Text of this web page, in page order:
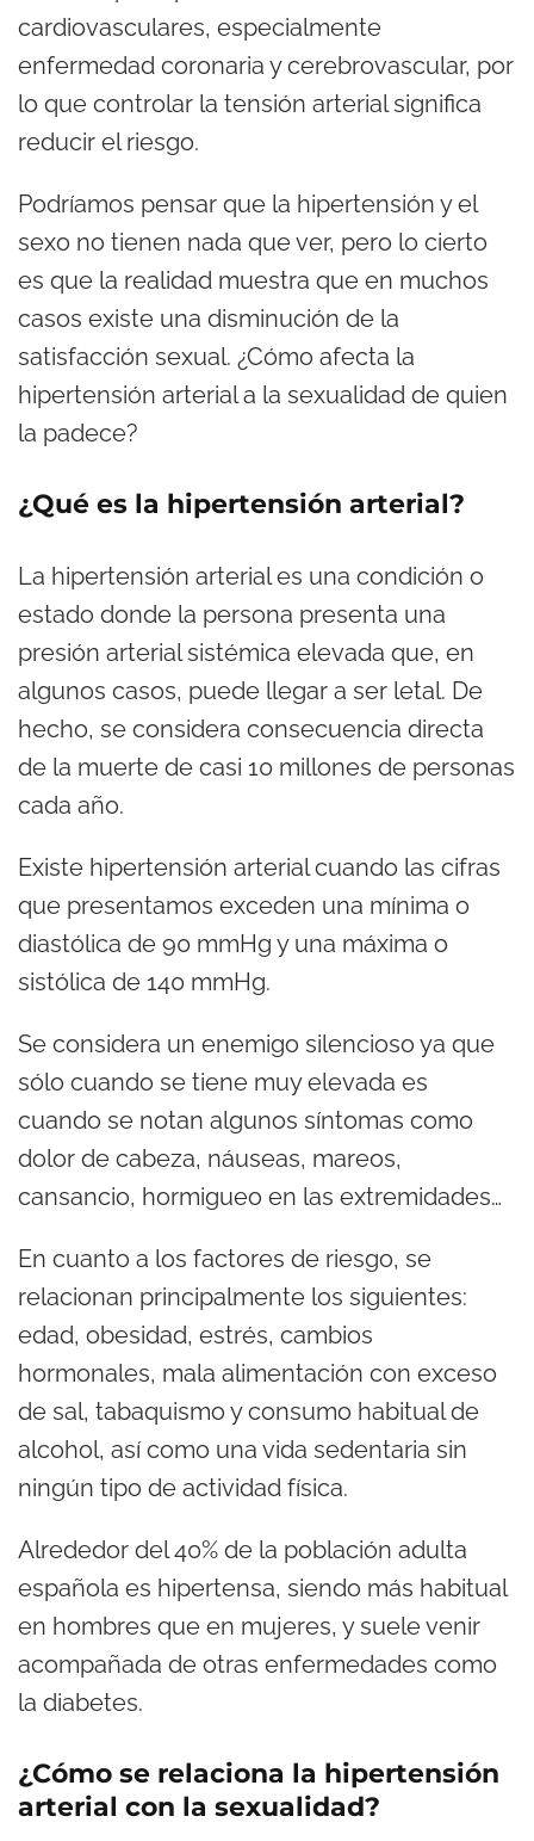
cardiovasculares, especialmente
enfermedad coronaria y cerebrovascular, por
lo que controlar la tensión arterial significa
reducir el riesgo.
Podríamos pensar que la hipertensión y el
sexo no tienen nada que ver, pero lo cierto
es que la realidad muestra que en muchos
casos existe una disminución de la
satisfacción sexual. ¿Cómo afecta la
hipertensión arterial a la sexualidad de quien
la padece?
¿Qué es la hipertensión arterial?
La hipertensión arterial es una condición o
estado donde la persona presenta una
presión arterial sistémica elevada que, en
algunos casos, puede llegar a ser letal. De
hecho, se considera consecuencia directa
de la muerte de casi 10 millones de personas
cada año.
Existe hipertensión arterial cuando las cifras
que presentamos exceden una mínima o
diastólica de 90 mmHg y una máxima o
sistólica de 140 mmHg.
Se considera un enemigo silencioso ya que
sólo cuando se tiene muy elevada es
cuando se notan algunos síntomas como
dolor de cabeza, náuseas, mareos,
cansancio, hormigueo en las extremidades…
En cuanto a los factores de riesgo, se
relacionan principalmente los siguientes:
edad, obesidad, estrés, cambios
hormonales, mala alimentación con exceso
de sal, tabaquismo y consumo habitual de
alcohol, así como una vida sedentaria sin
ningún tipo de actividad física.
Alrededor del 40% de la población adulta
española es hipertensa, siendo más habitual
en hombres que en mujeres, y suele venir
acompañada de otras enfermedades como
la diabetes.
¿Cómo se relaciona la hipertensión
arterial con la sexualidad?